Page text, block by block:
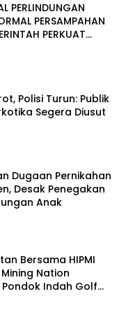
PERLINDUNGAN
PERSAMPAHAN
PERKUAT
PEMULUNG BANTAR
Polisi Turun: Publik
Segera Diusut
Dugaan Pernikahan
Desak Penegakan
Anak
Bersama HIPMI
Mining Nation
Indah Golf